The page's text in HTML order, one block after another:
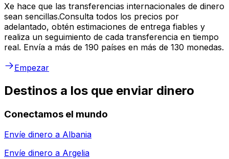
Xe hace que las transferencias internacionales de dinero
sean sencillas.Consulta todos los precios por
adelantado, obtén estimaciones de entrega fiables y
realiza un seguimiento de cada transferencia en tiempo
real. Envía a más de 190 países en más de 130 monedas.
Empezar
Destinos a los que enviar dinero
Conectamos el mundo
Envíe dinero a Albania
Envíe dinero a Argelia